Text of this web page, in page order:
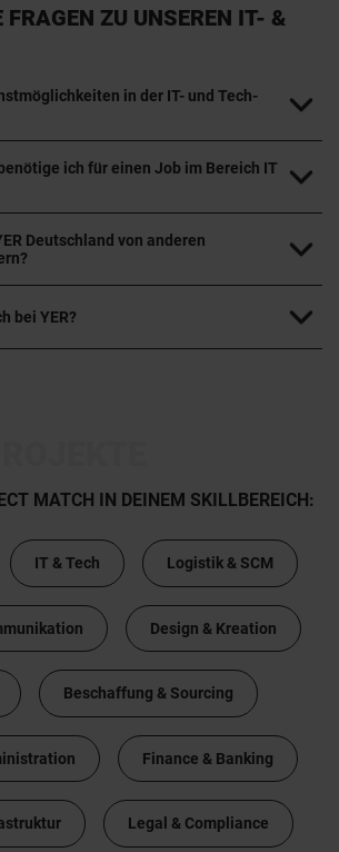
FRAGEN ZU UNSEREN IT- &
in der IT- und Tech-
ich für einen Job im Bereich IT
Deutschland von anderen
bei YER?
MATCH IN DEINEM SKILLBEREICH:
IT & Tech Logistik & SCM
Design & Kreation
Beschaffung & Sourcing
Finance & Banking
Legal & Compliance